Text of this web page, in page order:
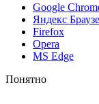
Google
Яндекс
Firefox
Opera
MS Edge
Понятно